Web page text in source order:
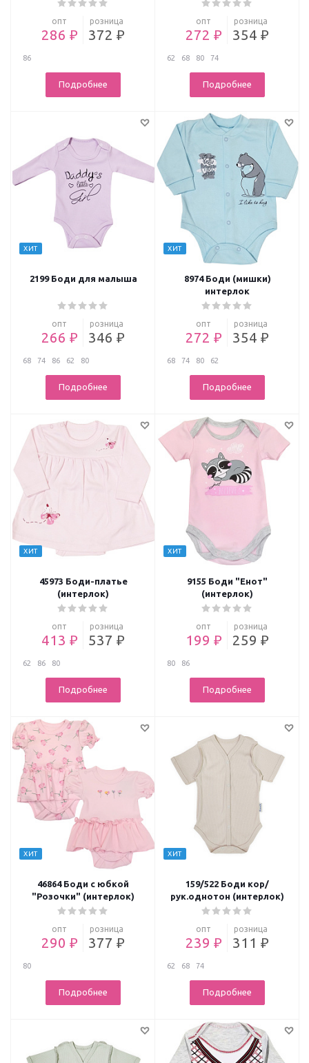
опт
286 ₽
розница
372 ₽
86
Подробнее
опт
272 ₽
розница
354 ₽
62 68 80 74
Подробнее
ХИТ
2199 Боди для малыша
опт
266 ₽
розница
346 ₽
68 74 86 62 80
Подробнее
ХИТ
8974 Боди (мишки)
интерлок
опт
272 ₽
розница
354 ₽
68 74 80 62
Подробнее
ХИТ
45973 Боди-платье
(интерлок)
опт
413 ₽
розница
537 ₽
62 86 80
Подробнее
ХИТ
9155 Боди "Енот"
(интерлок)
опт
199 ₽
розница
259 ₽
80 86
Подробнее
ХИТ
46864 Боди с юбкой
"Розочки" (интерлок)
опт
290 ₽
розница
377 ₽
80
Подробнее
ХИТ
159/522 Боди кор/
рук.однотон (интерлок)
опт
239 ₽
розница
311 ₽
62 68 74
Подробнее